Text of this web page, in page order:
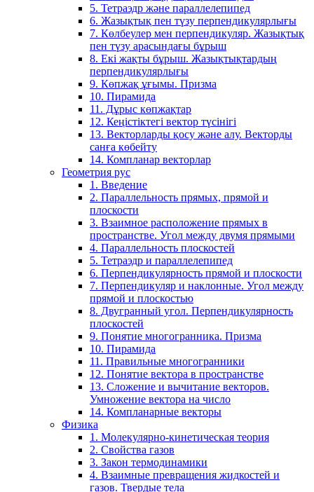
5. Тетраэдр және параллелепипед
6. Жазықтық пен түзу перпендикулярлығы
7. Көлбеулер мен перпендикуляр. Жазықтық
пен түзу арасындағы бұрыш
8. Екі жақты бұрыш. Жазықтықтардың
перпендикулярлығы
9. Көпжақ ұғымы. Призма
10. Пирамида
11. Дұрыс көпжақтар
12. Кеңістіктегі вектор түсінігі
13. Векторларды қосу және алу. Векторды
санға көбейту
14. Компланар векторлар
Геометрия рус
1. Введение
2. Параллельность прямых, прямой и
плоскости
3. Взаимное расположение прямых в
пространстве. Угол между двумя прямыми
4. Параллельность плоскостей
5. Тетраэдр и параллелепипед
6. Перпендикулярность прямой и плоскости
7. Перпендикуляр и наклонные. Угол между
прямой и плоскостью
8. Двугранный угол. Перпендикулярность
плоскостей
9. Понятие многогранника. Призма
10. Пирамида
11. Правильные многогранники
12. Понятие вектора в пространстве
13. Сложение и вычитание векторов.
Умножение вектора на число
14. Компланарные векторы
Физика
1. Молекулярно-кинетическая теория
2. Свойства газов
3. Закон термодинамики
4. Взаимные превращения жидкостей и
газов. Твердые тела